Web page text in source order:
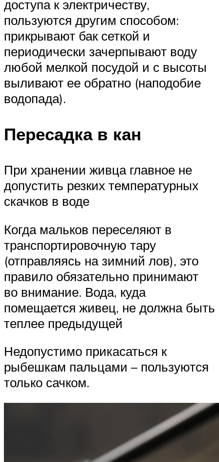
доступа к электричеству,
пользуются другим способом:
прикрывают бак сеткой и
периодически зачерпывают воду
любой мелкой посудой и с высоты
выливают ее обратно (наподобие
водопада).
Пересадка в кан
При хранении живца главное не
допустить резких температурных
скачков в воде
Когда мальков переселяют в
транспортировочную тару
(отправляясь на зимний лов), это
правило обязательно принимают
во внимание. Вода, куда
помещается живец, не должна быть
теплее предыдущей
Недопустимо прикасаться к
рыбешкам пальцами – пользуются
только сачком.